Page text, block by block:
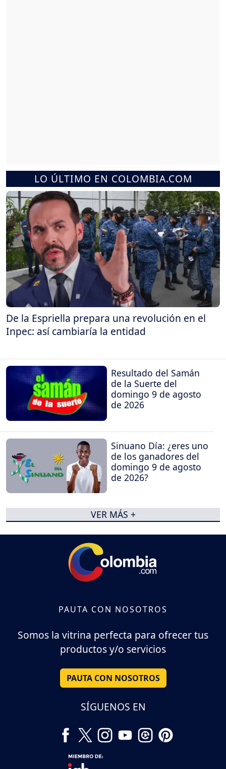
LO ÚLTIMO EN COLOMBIA.COM
De la Espriella prepara una revolución en el
Inpec: así cambiaría la entidad
Resultado del Samán
de la Suerte del
domingo 9 de agosto
de 2026
Sinuano Día: ¿eres uno
de los ganadores del
domingo 9 de agosto
de 2026?
VER MÁS +
PAUTA CON NOSOTROS
Somos la vitrina perfecta para ofrecer tus
productos y/o servicios
PAUTA CON NOSOTROS
SÍGUENOS EN